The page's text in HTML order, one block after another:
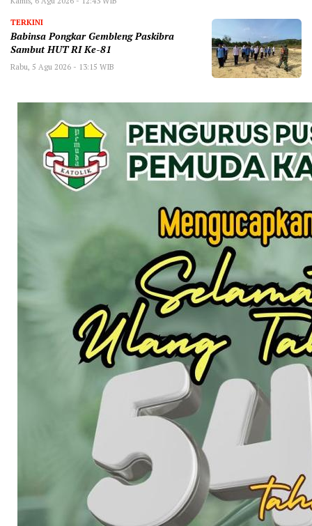
TERKINI
Babinsa Pongkar Gembleng Paskibra
Sambut HUT RI Ke-81
Rabu, 5 Agu 2026 - 13:15 WIB